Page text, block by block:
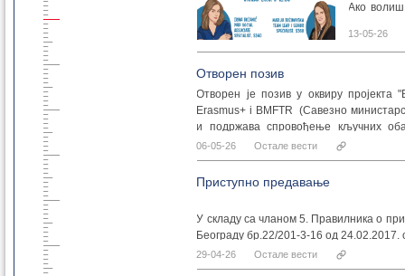
Ако волиш
за тебе.
• како
• шта су
• како да
13-05-26
Отворен позив
Отворен је позив у оквиру
Erasmus+ i BMFTR (Савезно
и подржава спровођење кључних
високог образовања.
Пријаве су могуће закључно са 15.
06-05-26 Остале вести
Приступно предавање
У складу са чланом 5. Правилника о
Београду бр.22/201-3-16 од 24.02.2017.
ОБАВЕШТЕЊЕ О
29-04-26 Остале вести